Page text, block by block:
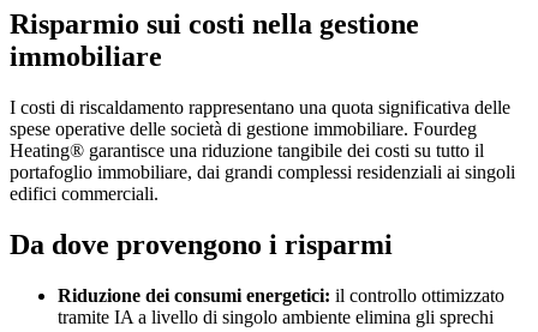
Risparmio sui costi nella gestione
immobiliare
I costi di riscaldamento rappresentano una quota significativa delle
spese operative delle società di gestione immobiliare. Fourdeg
Heating® garantisce una riduzione tangibile dei costi su tutto il
portafoglio immobiliare, dai grandi complessi residenziali ai singoli
edifici commerciali.
Da dove provengono i risparmi
Riduzione dei consumi energetici: il controllo ottimizzato
tramite IA a livello di singolo ambiente elimina gli sprechi